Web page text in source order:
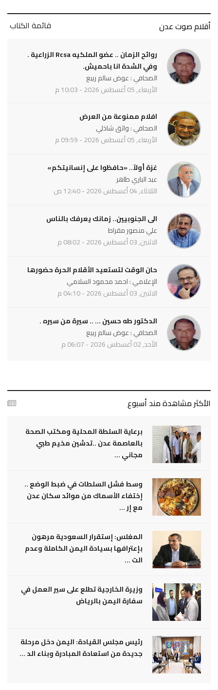
أقلام صوت عدن قائمة الكتاب
روائح الزمان .. عضو الملكيه Rcsa الزراعية .
وفي الشدة انا باحميش.
الصحافي : عوض سالم ربيع
الأربعاء, 05 أغسطس 2026 - 10:03 م
افلام ممنوعة من العرض
الصحافي : واثق شاذلي
الأربعاء, 05 أغسطس 2026 - 09:59 م
غزة أولاً.. «حافظوا على إنسانيتكم»
عبد الباري طاهر
الثلاثاء, 04 أغسطس 2026 - 12:40 ص
الى الجنوبيين.. زمانك يعرفك بالناس
علي منصور مقراط
الاثنين, 03 أغسطس 2026 - 08:02 م
حان الوقت لتستعيد الأقلام الحرة حضورها
الإعلامي : احمد محمود السلامي
الاثنين, 03 أغسطس 2026 - 04:10 م
الدكتور طه حسين ... .. سيرة من سيره .
الصحافي : عوض سالم ربيع
الأحد, 02 أغسطس 2026 - 06:07 م
الأكثر مشاهدة مند أسبوع
برعاية السلطة المحلية ومكتب الصحة
بالعاصمة عدن ..تدشين مخيم طبي
مجاني ...
وسط فشل السلطات في ضبط الوضع ..
إختفاء الأسماك من موائد سكان عدن
مع إر ...
المغلس: إستقرار السعودية مرهون
بإعترافها بسيادة اليمن الكاملة وعدم
الت ...
وزيرة الخارجية تطلع على سير العمل في
سفارة اليمن بالرياض
رئيس مجلس القيادة: اليمن دخل مرحلة
جديدة من استعادة المبادرة وبناء الد ...